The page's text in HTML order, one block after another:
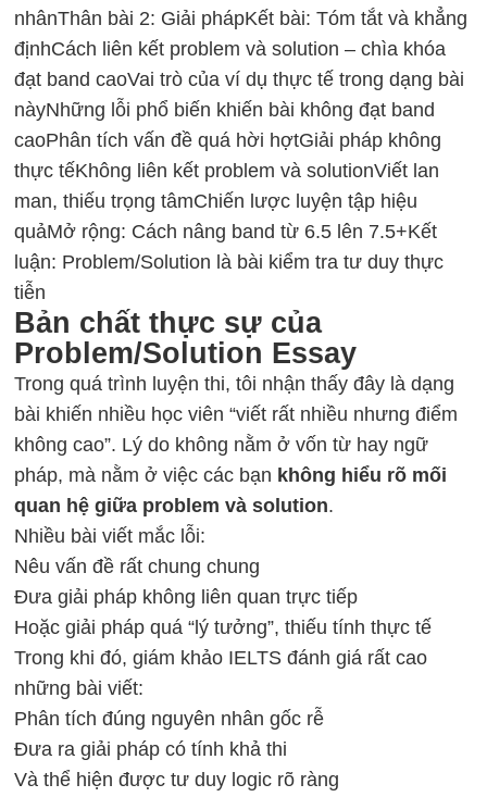
nhânThân bài 2: Giải phápKết bài: Tóm tắt và khẳng
địnhCách liên kết problem và solution – chìa khóa
đạt band caoVai trò của ví dụ thực tế trong dạng bài
nàyNhững lỗi phổ biến khiến bài không đạt band
caoPhân tích vấn đề quá hời hợtGiải pháp không
thực tếKhông liên kết problem và solutionViết lan
man, thiếu trọng tâmChiến lược luyện tập hiệu
quảMở rộng: Cách nâng band từ 6.5 lên 7.5+Kết
luận: Problem/Solution là bài kiểm tra tư duy thực
tiễn
Bản chất thực sự của
Problem/Solution Essay
Trong quá trình luyện thi, tôi nhận thấy đây là dạng
bài khiến nhiều học viên “viết rất nhiều nhưng điểm
không cao”. Lý do không nằm ở vốn từ hay ngữ
pháp, mà nằm ở việc các bạn không hiểu rõ mối
quan hệ giữa problem và solution.
Nhiều bài viết mắc lỗi:
Nêu vấn đề rất chung chung
Đưa giải pháp không liên quan trực tiếp
Hoặc giải pháp quá “lý tưởng”, thiếu tính thực tế
Trong khi đó, giám khảo IELTS đánh giá rất cao
những bài viết:
Phân tích đúng nguyên nhân gốc rễ
Đưa ra giải pháp có tính khả thi
Và thể hiện được tư duy logic rõ ràng